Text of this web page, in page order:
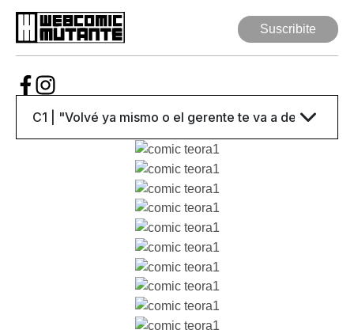
Suscribite
Web Comic
Mutante